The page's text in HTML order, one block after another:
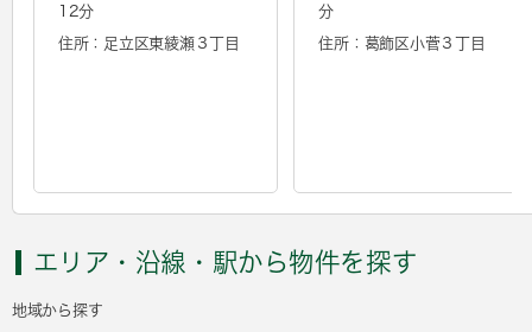
12分
住所：足立区東綾瀬３丁目
分
住所：葛飾区小菅３丁目
エリア・沿線・駅から物件を探す
地域から探す